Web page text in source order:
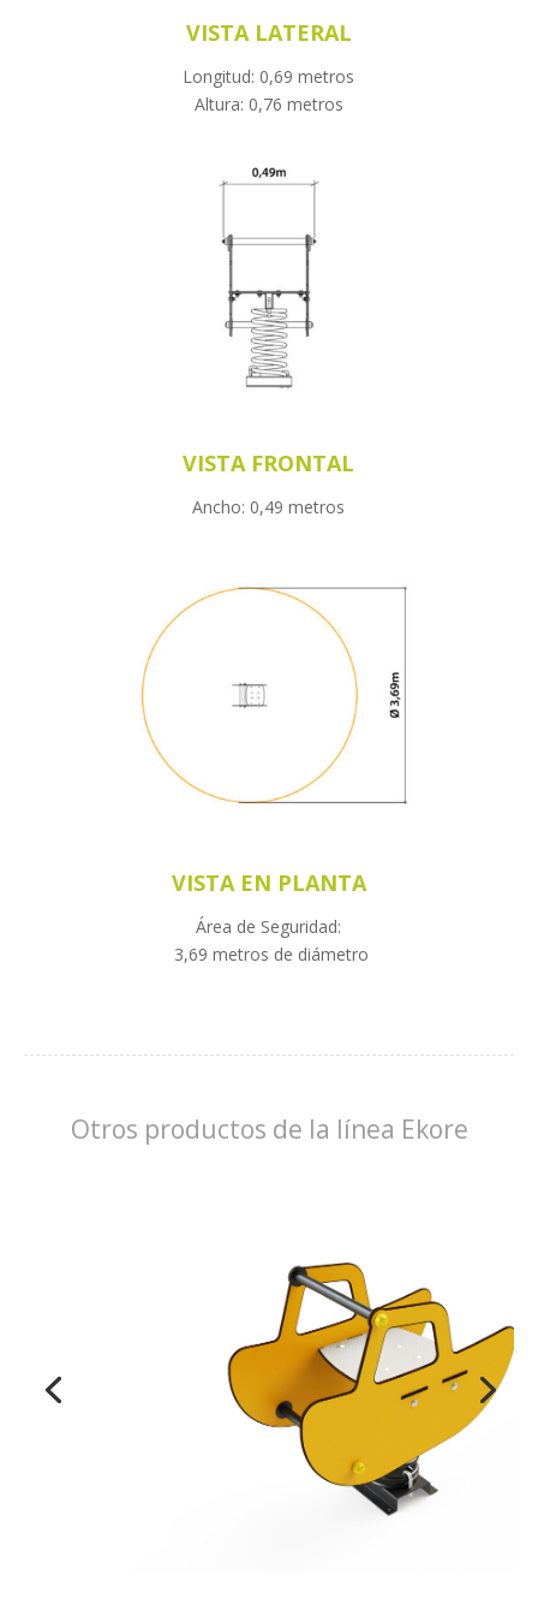
VISTA LATERAL
Longitud: 0,69 metros
Altura: 0,76 metros
VISTA FRONTAL
Ancho: 0,49 metros
VISTA EN PLANTA
Área de Seguridad:
3,69 metros de diámetro
Otros productos de la línea Ekore